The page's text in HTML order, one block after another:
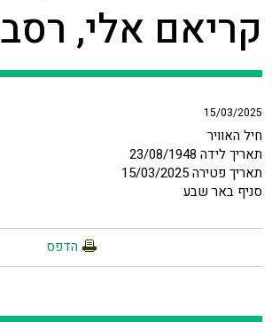
קריאם אלי, רסב
15/03/2025
חיל האוויר
תאריך לידה 23/08/1948
תאריך פטירה 15/03/2025
סניף באר שבע
הדפס